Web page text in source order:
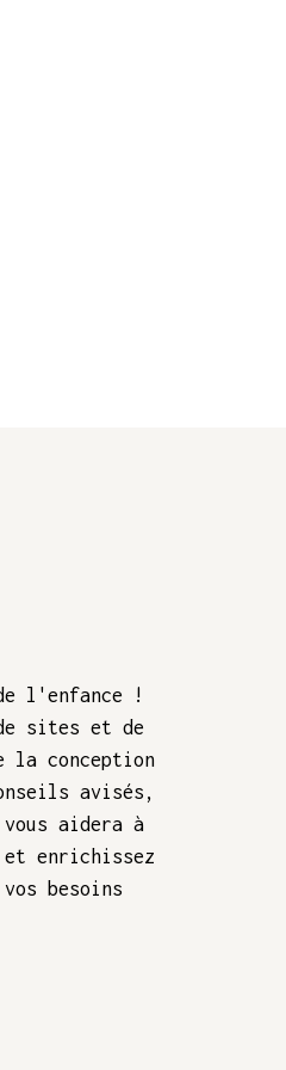
l'enfance !
sites et de
la conception
avisés,
aidera à
et enrichissez
besoins